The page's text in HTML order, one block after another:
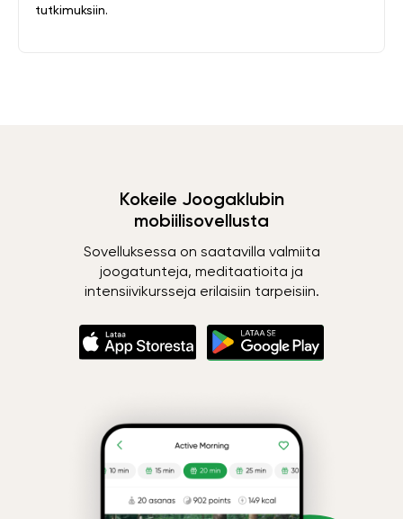
tutkimuksiin.
Kokeile Joogaklubin
mobiilisovellusta
Sovelluksessa on saatavilla valmiita
joogatunteja, meditaatioita ja
intensiivikursseja erilaisiin tarpeisiin.